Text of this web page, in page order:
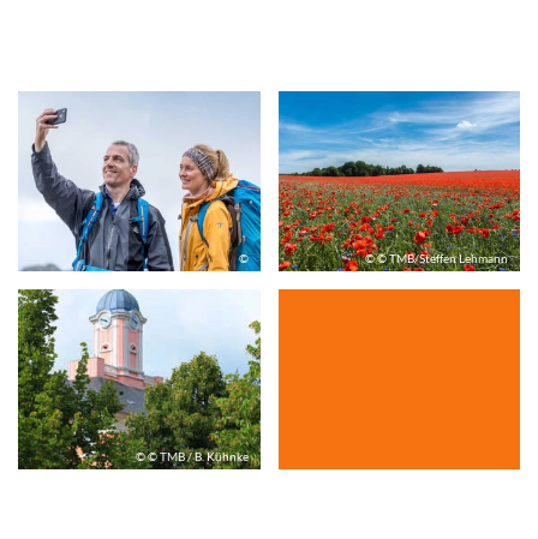
© © © TMB/Steffen Lehmann
© © TMB / B. Kühnke